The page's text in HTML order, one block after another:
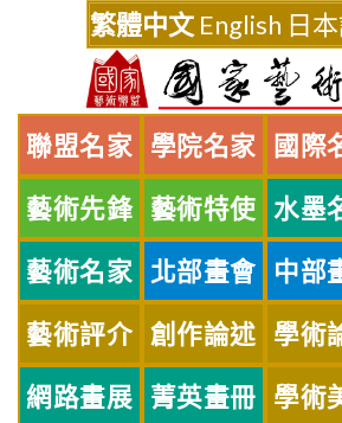
繁體中文 English 日
聯盟名家 學院名家 國際
藝術先鋒 藝術特使 水墨
藝術名家 北部畫會 中部
藝術評介 創作論述 學術
網路畫展 菁英畫冊 學術